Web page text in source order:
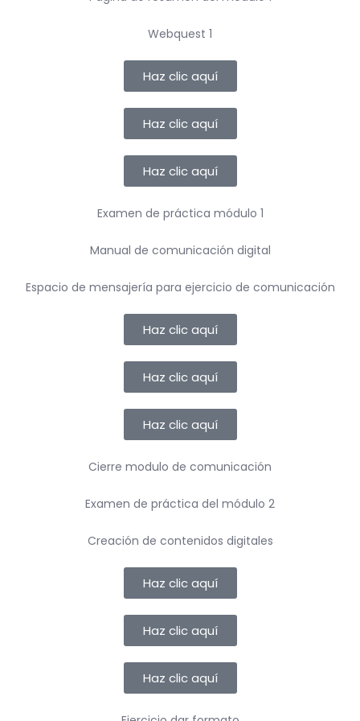
Webquest 1
Haz clic aquí
Haz clic aquí
Haz clic aquí
Examen de práctica módulo 1
Manual de comunicación digital
Espacio de mensajería para ejercicio de comunicación
Haz clic aquí
Haz clic aquí
Haz clic aquí
Cierre modulo de comunicación
Examen de práctica del módulo 2
Creación de contenidos digitales
Haz clic aquí
Haz clic aquí
Haz clic aquí